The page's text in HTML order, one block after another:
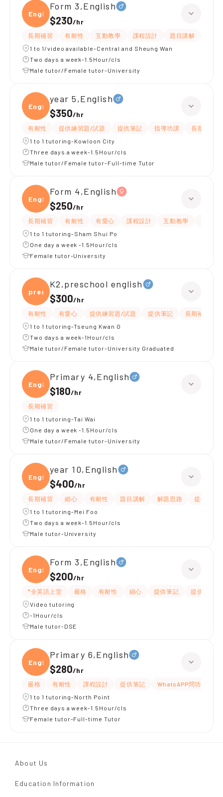
Engli
Form 3,English
$230/hr
長期補習 有耐性 互動教學 課程設計 題目講解
1 to 1/video available-Central and Sheung Wan
Two days a week-1.5Hour/cls
Male tutor/Female tutor-University
Engli
year 5,English
$350/hr
有耐性 提供練習題/試題 提供筆記 指導功課
長期補習
1 to 1 tutoring-Kowloon City
Three days a week-1.5Hour/cls
Male tutor/Female tutor-Full-time Tutor
Engli
Form 4,English
$250/hr
長期補習 有耐性 有愛心 課程設計 互動教學
1 to 1 tutoring-Sham Shui Po
One day a week -1.5Hour/cls
Female tutor-University
presc
K2,preschool english
$300/hr
有耐性 有愛心 提供練習題/試題 提供筆記
長期補習
1 to 1 tutoring-Tseung Kwan O
Two days a week-1Hour/cls
Male tutor/Female tutor-University Graduated
Engli
Primary 4,English
$180/hr
長期補習
1 to 1 tutoring-Tai Wai
One day a week -1.5Hour/cls
Male tutor/Female tutor-University
Engli
year 10,English
$400/hr
長期補習 細心 有耐性 題目講解 解題思路
提供練習
1 to 1 tutoring-Mei Foo
Two days a week-1.5Hour/cls
Male tutor-University
Engli
Form 3,English
$200/hr
*全英語上堂 嚴格 有耐性 細心 提供筆記
提供練習
Video tutoring
-1Hour/cls
Male tutor-DSE
Engli
Primary 6,English
$280/hr
嚴格 有耐性 課程設計 提供筆記 WhatsAPP問功課
1 to 1 tutoring-North Point
Three days a week-1.5Hour/cls
Female tutor-Full-time Tutor
About Us
Education Information